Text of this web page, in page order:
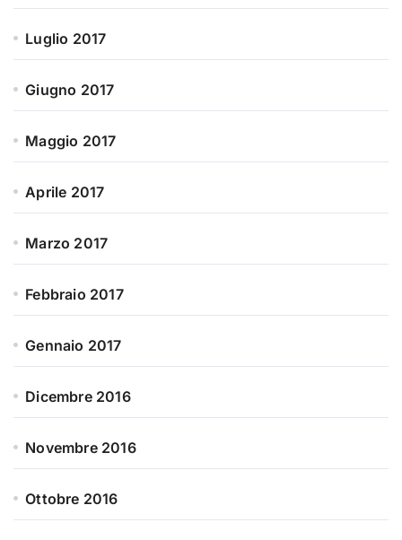
Luglio 2017
Giugno 2017
Maggio 2017
Aprile 2017
Marzo 2017
Febbraio 2017
Gennaio 2017
Dicembre 2016
Novembre 2016
Ottobre 2016